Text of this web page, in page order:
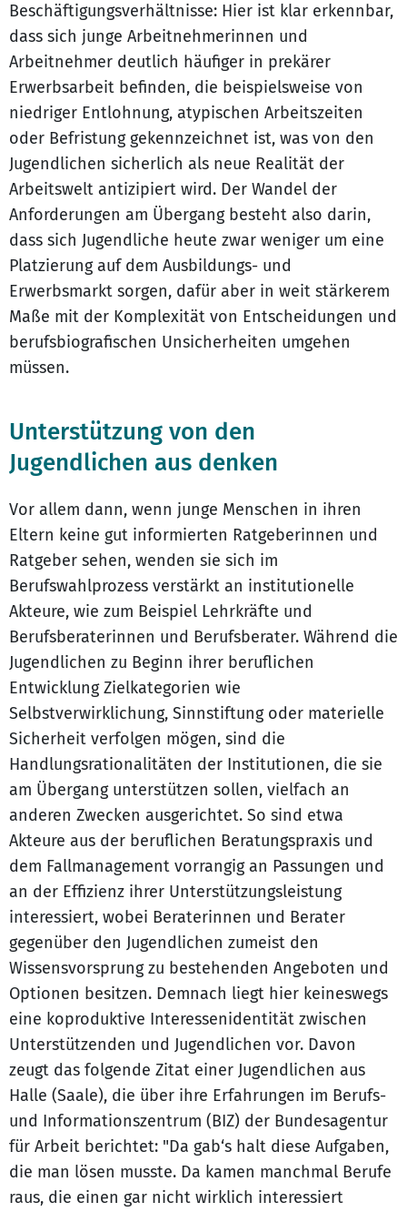
Beschäftigungsverhältnisse: Hier ist klar erkennbar,
dass sich junge Arbeitnehmerinnen und
Arbeitnehmer deutlich häufiger in prekärer
Erwerbsarbeit befinden, die beispielsweise von
niedriger Entlohnung, atypischen Arbeitszeiten
oder Befristung gekennzeichnet ist, was von den
Jugendlichen sicherlich als neue Realität der
Arbeitswelt antizipiert wird. Der Wandel der
Anforderungen am Übergang besteht also darin,
dass sich Jugendliche heute zwar weniger um eine
Platzierung auf dem Ausbildungs- und
Erwerbsmarkt sorgen, dafür aber in weit stärkerem
Maße mit der Komplexität von Entscheidungen und
berufsbiografischen Unsicherheiten umgehen
müssen.
Unterstützung von den
Jugendlichen aus denken
Vor allem dann, wenn junge Menschen in ihren
Eltern keine gut informierten Ratgeberinnen und
Ratgeber sehen, wenden sie sich im
Berufswahlprozess verstärkt an institutionelle
Akteure, wie zum Beispiel Lehrkräfte und
Berufsberaterinnen und Berufsberater. Während die
Jugendlichen zu Beginn ihrer beruflichen
Entwicklung Zielkategorien wie
Selbstverwirklichung, Sinnstiftung oder materielle
Sicherheit verfolgen mögen, sind die
Handlungsrationalitäten der Institutionen, die sie
am Übergang unterstützen sollen, vielfach an
anderen Zwecken ausgerichtet. So sind etwa
Akteure aus der beruflichen Beratungspraxis und
dem Fallmanagement vorrangig an Passungen und
an der Effizienz ihrer Unterstützungsleistung
interessiert, wobei Beraterinnen und Berater
gegenüber den Jugendlichen zumeist den
Wissensvorsprung zu bestehenden Angeboten und
Optionen besitzen. Demnach liegt hier keineswegs
eine koproduktive Interessenidentität zwischen
Unterstützenden und Jugendlichen vor. Davon
zeugt das folgende Zitat einer Jugendlichen aus
Halle (Saale), die über ihre Erfahrungen im Berufs-
und Informationszentrum (BIZ) der Bundesagentur
für Arbeit berichtet: "Da gab‘s halt diese Aufgaben,
die man lösen musste. Da kamen manchmal Berufe
raus, die einen gar nicht wirklich interessiert